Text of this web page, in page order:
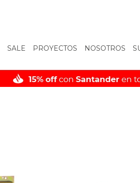
SALE PROYECTOS NOSOTROS